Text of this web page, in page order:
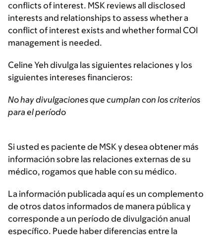
conflicts of interest. MSK reviews all disclosed
interests and relationships to assess whether a
conflict of interest exists and whether formal COI
management is needed.
Celine Yeh divulga las siguientes relaciones y los
siguientes intereses financieros:
No hay divulgaciones que cumplan con los criterios
para el período
Si usted es paciente de MSK y desea obtener más
información sobre las relaciones externas de su
médico, rogamos que hable con su médico.
La información publicada aquí es un complemento
de otros datos informados de manera pública y
corresponde a un período de divulgación anual
específico. Puede haber diferencias entre la